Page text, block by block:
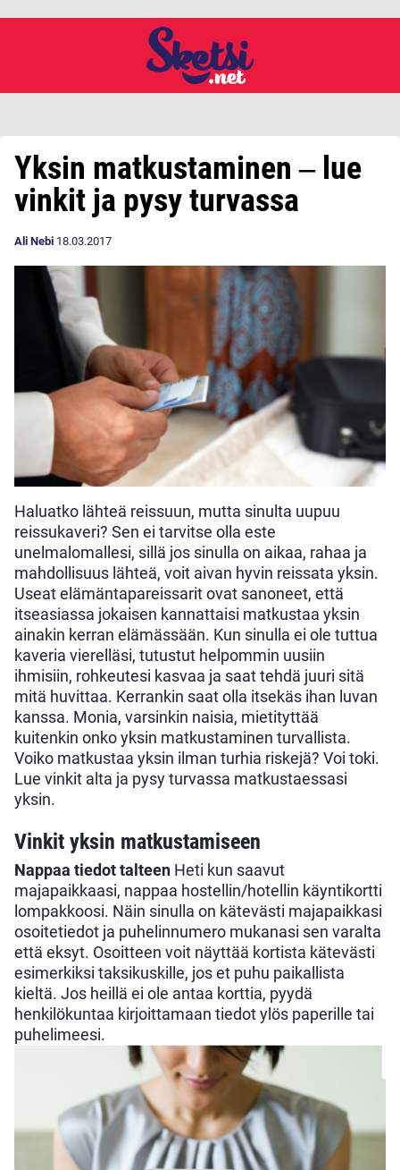
Yksin matkustaminen ‒ lue
vinkit ja pysy turvassa
Ali Nebi 18.03.2017
Haluatko lähteä reissuun, mutta sinulta uupuu
reissukaveri? Sen ei tarvitse olla este
unelmalomallesi, sillä jos sinulla on aikaa, rahaa ja
mahdollisuus lähteä, voit aivan hyvin reissata yksin.
Useat elämäntapareissarit ovat sanoneet, että
itseasiassa jokaisen kannattaisi matkustaa yksin
ainakin kerran elämässään. Kun sinulla ei ole tuttua
kaveria vierelläsi, tutustut helpommin uusiin
ihmisiin, rohkeutesi kasvaa ja saat tehdä juuri sitä
mitä huvittaa. Kerrankin saat olla itsekäs ihan luvan
kanssa. Monia, varsinkin naisia, mietityttää
kuitenkin onko yksin matkustaminen turvallista.
Voiko matkustaa yksin ilman turhia riskejä? Voi toki.
Lue vinkit alta ja pysy turvassa matkustaessasi
yksin.
Vinkit yksin matkustamiseen
Nappaa tiedot talteen Heti kun saavut
majapaikkaasi, nappaa hostellin/hotellin käyntikortti
lompakkoosi. Näin sinulla on kätevästi majapaikkasi
osoitetiedot ja puhelinnumero mukanasi sen varalta
että eksyt. Osoitteen voit näyttää kortista kätevästi
esimerkiksi taksikuskille, jos et puhu paikallista
kieltä. Jos heillä ei ole antaa korttia, pyydä
henkilökuntaa kirjoittamaan tiedot ylös paperille tai
puhelimeesi.